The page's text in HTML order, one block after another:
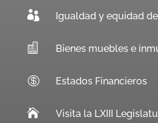
 Igualdad y equidad
 Bienes muebles e
 Estados Financieros
 Visita la LXIII